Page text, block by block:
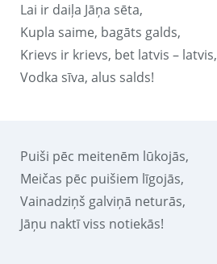
Lai ir daiļa Jāņa sēta,
Kupla saime, bagāts galds,
Krievs ir krievs, bet latvis – latvis,
Vodka sīva, alus salds!
Puiši pēc meitenēm lūkojās,
Meičas pēc puišiem līgojās,
Vainadziņš galviņā neturās,
Jāņu naktī viss notiekās!